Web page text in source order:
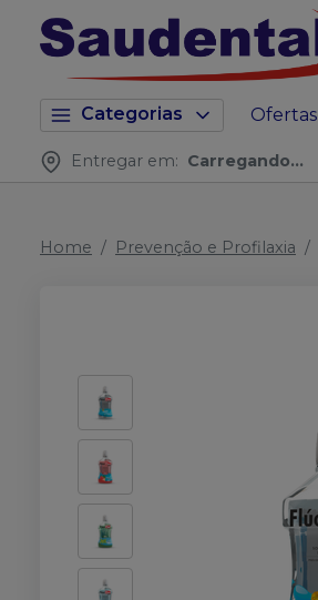
Categorias Ofertas
Entregar em: Carregando...
Home Prevenção e Profilaxia